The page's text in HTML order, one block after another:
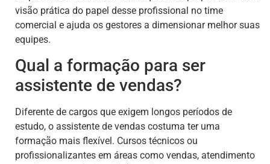
visão prática do papel desse profissional no time
comercial e ajuda os gestores a dimensionar melhor suas
equipes.
Qual a formação para ser
assistente de vendas?
Diferente de cargos que exigem longos períodos de
estudo, o assistente de vendas costuma ter uma
formação mais flexível. Cursos técnicos ou
profissionalizantes em áreas como vendas, atendimento